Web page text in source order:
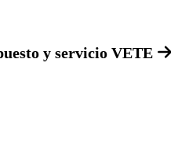
y servicio VETE